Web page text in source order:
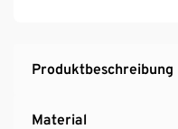
Produktbeschreibung
Material